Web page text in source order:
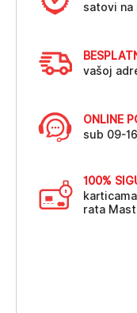
satovi na
vašoj
ONLINE
sub 09-
100%
rata